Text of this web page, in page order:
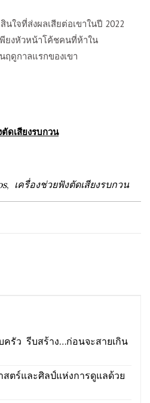
นใจที่ส่งผลเสียต่อเขาในปี 2022
พียงหัวหน้าโค้ชคนที่ห้าใน
ฤดูกาลแรกของเขา
ดเสียงรบกวน
, เครื่องช่วยฟังตัดเสียงรบกวน
รัว รีบสร้าง…ก่อนจะสายเกิน
ตร์และศิลป์แห่งการดูแลด้วย